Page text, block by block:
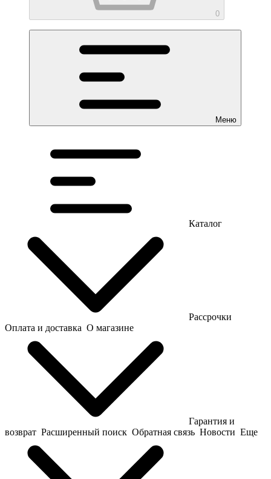
0
Меню
Каталог
Рассрочки
Оплата и доставка О магазине
Гарантия и
возврат Расширенный поиск Обратная связь Новости Еще